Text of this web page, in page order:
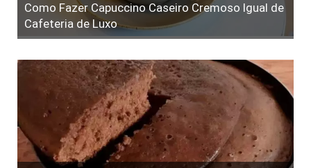
Como Fazer Capuccino Caseiro Cremoso Igual de
Cafeteria de Luxo